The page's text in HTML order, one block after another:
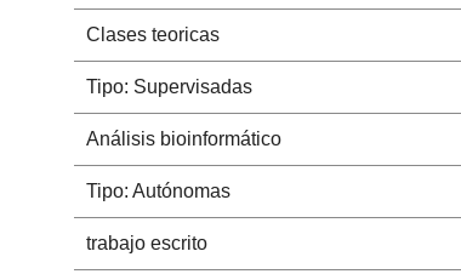
Clases teoricas
Tipo: Supervisadas
Análisis bioinformático
Tipo: Autónomas
trabajo escrito